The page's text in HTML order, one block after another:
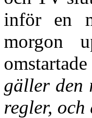
inför en
morgon
gäller den
regler,